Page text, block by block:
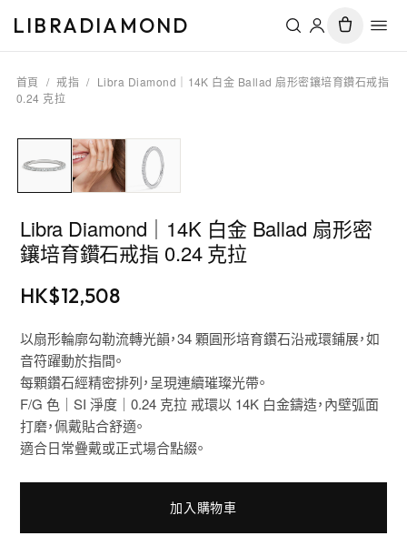
LIBRADIAMOND
首頁 / 戒指 / Libra Diamond｜14K 白金 Ballad 扇形密鑲培育鑽石戒指
0.24 克拉
Libra Diamond｜14K 白金 Ballad 扇形密
鑲培育鑽石戒指 0.24 克拉
HK$12,508
以扇形輪廓勾勒流轉光韻，34 顆圓形培育鑽石沿戒環鋪展，如
音符躍動於指間。
每顆鑽石經精密排列，呈現連續璀璨光帶。
F/G 色｜SI 淨度｜0.24 克拉 戒環以 14K 白金鑄造，內壁弧面
打磨，佩戴貼合舒適。
適合日常疊戴或正式場合點綴。
加入購物車